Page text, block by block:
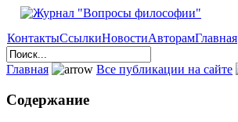
КонтактыСсылкиНовостиАвторамГлавная
Главная Все публикации на сайте
Содержание